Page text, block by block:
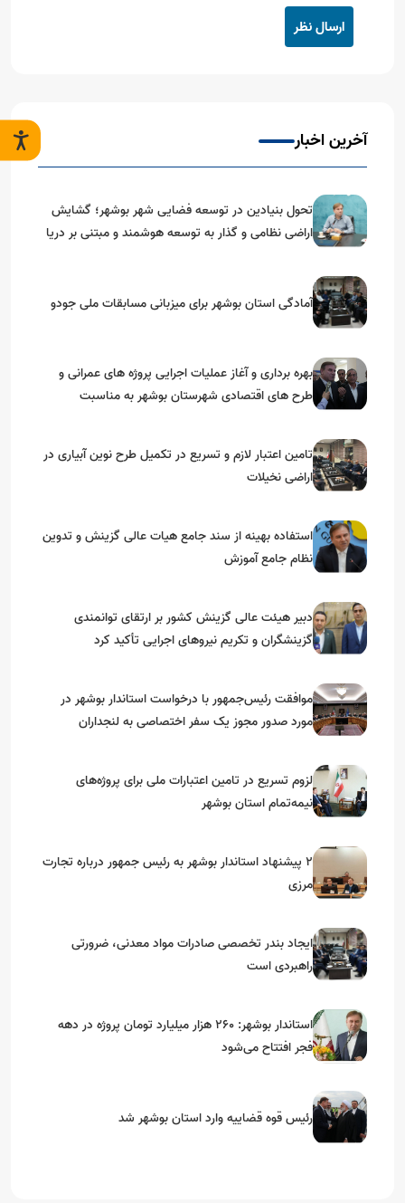
ارسال نظر
آخرین اخبار
تحول بنیادین در توسعه فضایی شهر بوشهر؛ گشایش
اراضی نظامی و گذار به توسعه هوشمند و مبتنی بر دریا
آمادگی استان بوشهر برای میزبانی مسابقات ملی جودو
بهره برداری و آغاز عملیات اجرایی پروژه های عمرانی و
طرح های اقتصادی شهرستان بوشهر به مناسبت
تامین اعتبار لازم و تسریع در تکمیل طرح نوین آبیاری در
اراضی نخیلات
استفاده بهینه از سند جامع هیات عالی گزینش و‌ تدوین
نظام جامع آموزش
دبیر هیئت عالی گزینش کشور بر ارتقای توانمندی
گزینشگران و تکریم نیروهای اجرایی تأکید کرد
موافقت رئیس‌جمهور با درخواست استاندار بوشهر در
مورد صدور مجوز یک سفر اختصاصی به لنجداران
لزوم تسریع در تامین اعتبارات ملی برای پروژه‌های
نیمه‌تمام استان بوشهر
۲ پیشنهاد استاندار بوشهر به رئیس جمهور درباره تجارت
مرزی
ایجاد بندر تخصصی صادرات مواد معدنی، ضرورتی
راهبردی است
استاندار بوشهر: ۲۶۰ هزار میلیارد تومان پروژه در دهه
فجر افتتاح می‌شود
رئیس قوه قضاییه وارد استان بوشهر شد